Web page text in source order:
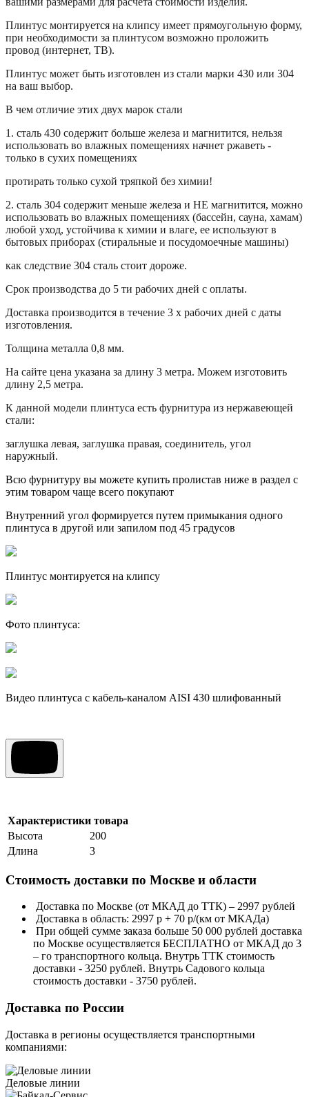
Плинтус монтируется на клипсу имеет прямоугольную форму,
при необходимости за плинтусом возможно проложить
провод (интернет, ТВ).
Плинтус может быть изготовлен из стали марки 430 или 304
на ваш выбор.
В чем отличие этих двух марок стали
1. сталь 430 содержит больше железа и магнитится, нельзя
использовать во влажных помещениях начнет ржаветь -
только в сухих помещениях
протирать только сухой тряпкой без химии!
2. сталь 304 содержит меньше железа и НЕ магнитится, можно
использовать во влажных помещениях (бассейн, сауна, хамам)
любой уход, устойчива к химии и влаге, ее используют в
бытовых приборах (стиральные и посудомоечные машины)
как следствие 304 сталь стоит дороже.
Срок производства до 5 ти рабочих дней с оплаты.
Доставка производится в течение 3 х рабочих дней с даты
изготовления.
Толщина металла 0,8 мм.
На сайте цена указана за длину 3 метра. Можем изготовить
длину 2,5 метра.
К данной модели плинтуса есть фурнитура из нержавеющей
стали:
заглушка левая, заглушка правая, соединитель, угол
наружный.
Всю фурнитуру вы можете купить пролистав ниже в раздел с
этим товаром чаще всего покупают
Внутренний угол формируется путем примыкания одного
плинтуса в другой или запилом под 45 градусов
Плинтус монтируется на клипсу
Фото плинтуса:
Видео плинтуса с кабель-каналом AISI 430 шлифованный
Характеристики товара
Высота
200
Длина
3
Стоимость доставки по Москве и области
Доставка по Москве (от МКАД до ТТК) – 2997 рублей
Доставка в область: 2997 р + 70 р/(км от МКАДа)
При общей сумме заказа больше 50 000 рублей доставка
по Москве осуществляется БЕСПЛАТНО от МКАД до 3
– го транспортного кольца. Внутрь ТТК стоимость
доставки - 3250 рублей. Внутрь Садового кольца
стоимость доставки - 3750 рублей.
Доставка по России
Доставка в регионы осуществляется транспортными
компаниями:
Деловые линии